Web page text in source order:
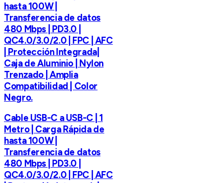
hasta 100W |
Transferencia de datos
480 Mbps | PD3.0 |
QC4.0/3.0/2.0 | FPC | AFC
| Protección Integrada|
Caja de Aluminio | Nylon
Trenzado | Amplia
Compatibilidad | Color
Negro.
Cable USB-C a USB-C | 1
Metro | Carga Rápida de
hasta 100W |
Transferencia de datos
480 Mbps | PD3.0 |
QC4.0/3.0/2.0 | FPC | AFC